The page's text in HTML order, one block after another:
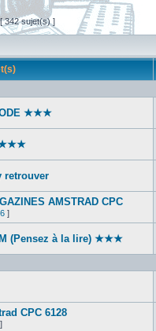
342 sujet(s) ]
★★★
★★★
retrouver‎
AMSTRAD CPC
6 ]
(Pensez à la lire) ★★★
CPC 6128
]